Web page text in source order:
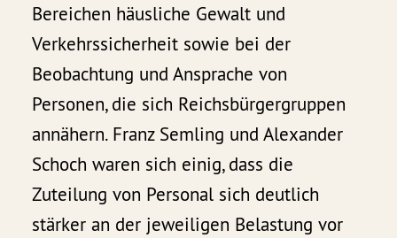
Bereichen häusliche Gewalt und
Verkehrssicherheit sowie bei der
Beobachtung und Ansprache von
Personen, die sich Reichsbürgergruppen
annähern. Franz Semling und Alexander
Schoch waren sich einig, dass die
Zuteilung von Personal sich deutlich
stärker an der jeweiligen Belastung vor